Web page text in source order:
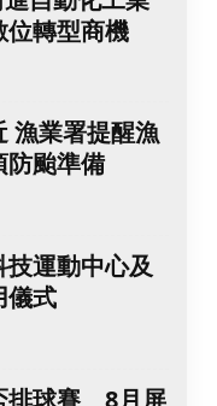
轉型商機
漁業署提醒漁
防颱準備
技運動中心及
儀式
排球賽 8月屏